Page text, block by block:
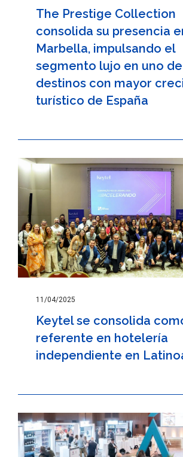
The Prestige Collection
consolida su presencia
Marbella, impulsando el
segmento lujo en uno
destinos con mayor
turístico de España
11/04/2025
Keytel se consolida
referente en hotelería
independiente en